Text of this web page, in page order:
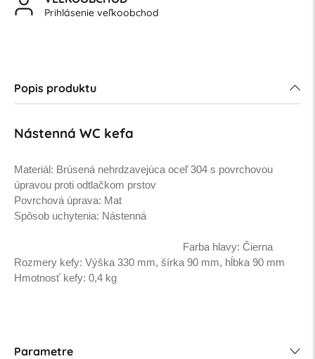
Prihlásenie veľkoobchod
Popis produktu
Nástenná WC kefa
Materiál: Brúsená nehrdzavejúca oceľ 304 s povrchovou
úpravou proti odtlačkom prstov
Povrchová úprava: Mat
Spôsob uchytenia: Nástenná
Farba hlavy: Čierna
Rozmery kefy: Výška 330 mm, šírka 90 mm, hĺbka 90 mm
Hmotnosť kefy: 0,4 kg
Parametre